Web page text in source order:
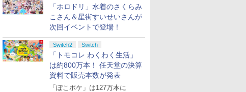
「ホロドリ」水着のさくらみ
こさん＆星街すいせいさんが
次回イベントで登場！
Switch2 Switch
「トモコレ わくわく生活」
は約800万本！ 任天堂の決算
資料で販売本数が発表
「ぽこポケ」は127万本に